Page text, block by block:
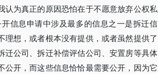
为真正的原因恐怕在于不愿意放弃公权私
信息申请中涉及最多的信息之一是拆迁信
想，或者根本没有提供，或者虽然提供了
公司、拆迁补偿评估公司、安置房等具体
开，而这些信息恰恰最需要公开，因为它